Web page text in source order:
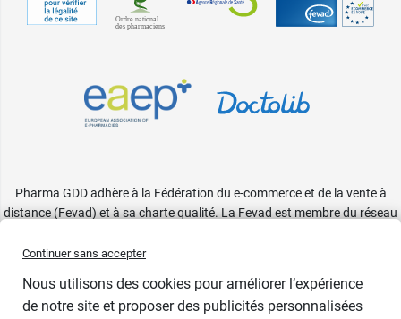
Pharma GDD adhère à la Fédération du e-commerce et de la vente à
distance (Fevad) et à sa charte qualité. La Fevad est membre du réseau
Accessibilité
Continuer sans accepter
Nous utilisons des cookies pour améliorer l’expérience
de notre site et proposer des publicités personnalisées